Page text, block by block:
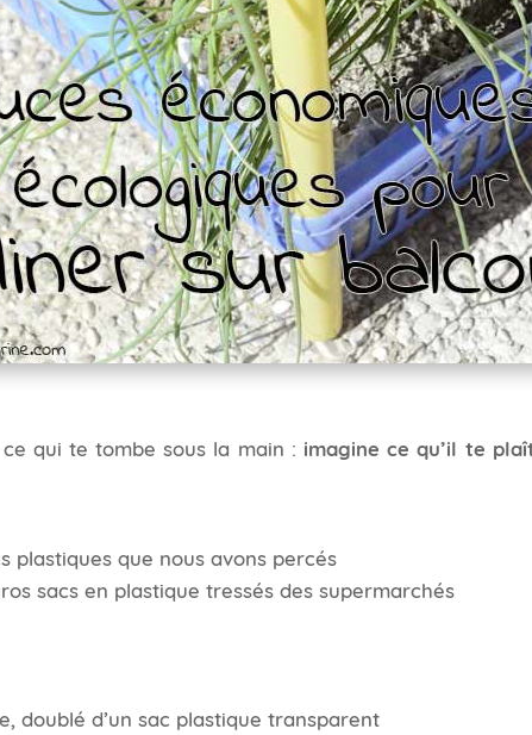
qui te tombe sous la main : imagine ce qu’il te
plastiques que nous avons percés
sacs en plastique tressés des supermarchés
doublé d’un sac plastique transparent